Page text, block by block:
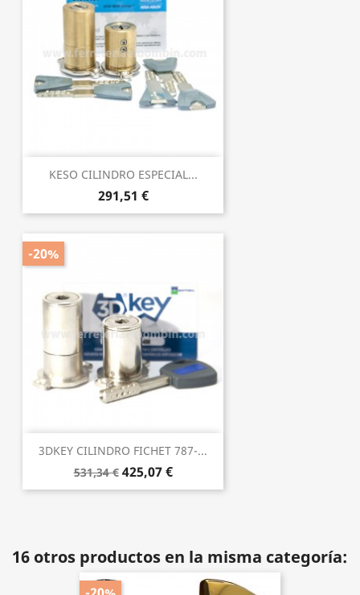
KESO CILINDRO ESPECIAL...
291,51 €
3DKEY CILINDRO FICHET 787-...
531,34 € 425,07 €
-20%
16 otros productos en la misma categoría: